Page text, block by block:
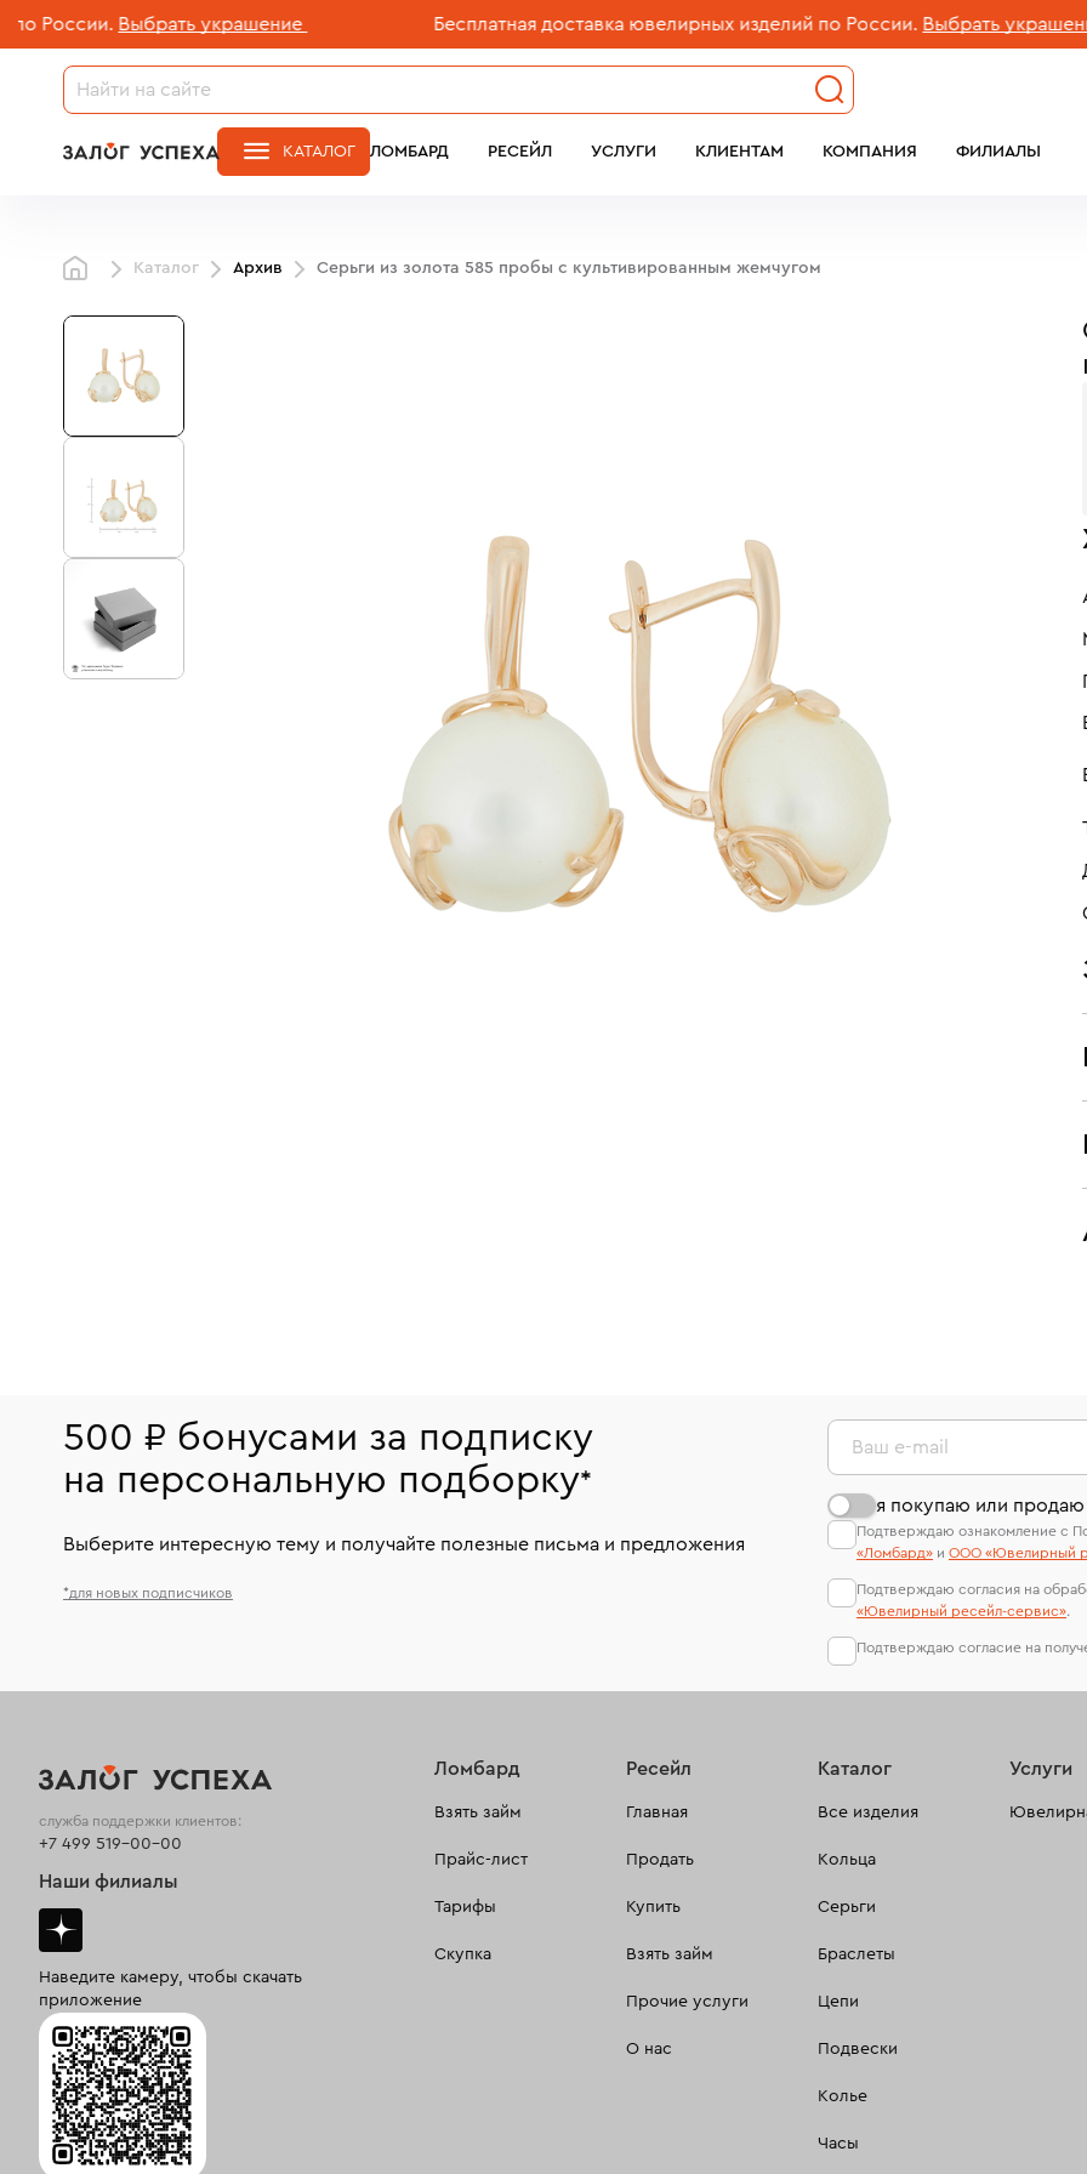
Выбрать украшение Бесплатная доставка ювелирных изделий по России. Выбрать украшение
ЛОМБАРД РЕСЕЙЛ УСЛУГИ КЛИЕНТАМ КОМПАНИЯ ФИЛИАЛЫ
КАТАЛОГ
Каталог Архив Серьги из золота 585 пробы c культивированным жемчугом
500 ₽ бонусами за подписку
на персональную подборку*
Выберите интересную тему и получайте полезные письма и предложения
*для новых подписчиков
Ваш e-mail
я покупаю или
Подтверждаю ознакомление с
«Ломбард» и ООО «Ювелирный
Подтверждаю согласия на
«Ювелирный ресейл-сервиc».
Подтверждаю согласие на
Ломбард
Взять займ
Прайс-лист
Тарифы
Скупка
Ресейл
Главная
Продать
Купить
Взять займ
Прочие услуги
О нас
Каталог
Все изделия
Кольца
Серьги
Браслеты
Цепи
Подвески
Колье
Часы
Услуги
служба поддержки клиентов:
+7 499 519-00-00
Наши филиалы
Наведите камеру, чтобы скачать
приложение